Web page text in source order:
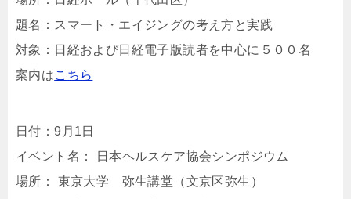
題名：スマート・エイジングの考え方と実践
対象：日経および日経電子版読者を中心に５００名
案内はこちら
日付：9月1日
イベント名： 日本ヘルスケア協会シンポジウム
場所： 東京大学 弥生講堂（文京区弥生）